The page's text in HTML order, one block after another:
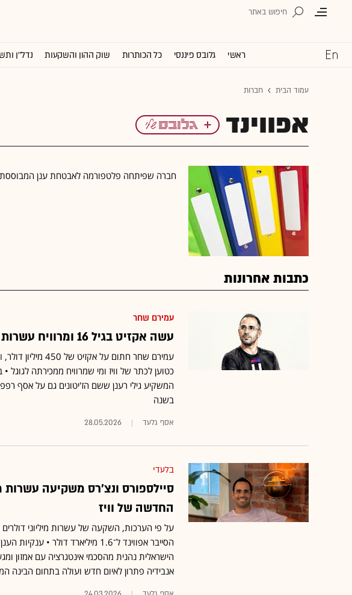
ראשי גלובס פיננסי כל הכותרות שוק ההון והשקעות נדל''ן
עמוד הבית חברות
אפווינד
חברה שפיתחה פלטפורמה לאבטחת ענן המבוססת
כתבות אחרונות
עמירם שחר
עשה אקזיט בגיל 16 ומרוויח עשרות מיליונים מהוואקום של וויז
עמירם שחר חתום
כטוען לכתר של וויז ומי שמרוויח ממכירתה לגוגל
בשנה
אסף גלעד 28.05.2026
בלעדי
סיילספורס ונצ'רס משקיעה עשרות
החדשה של וויז
על פי הערכות, השקעה של עשרות מיליוני דולרים
הסייבר אפווינד ל־1.6 מיליארד
הישראלית נהנית מהסכמי אינטגרציה עם אמזון
אנבידיה פתרון לאיום חדש ועולה בתחום הבינה